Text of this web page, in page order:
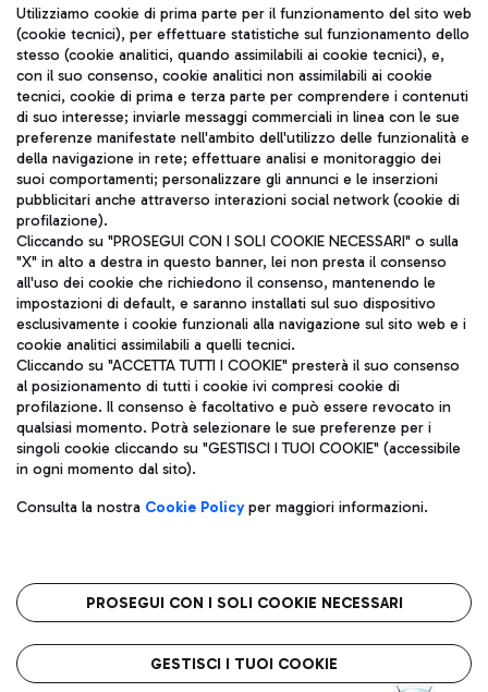
Seguici sui social
TRAVEL JOURNAL
ITA
Aeroporti di Roma S.p.A. - Società soggetta a direzione e
coordinamento di Mundys S.p.A.
Codice fiscale e Registro delle Imprese di Roma 13032990155 P.
IVA 06572251004
Capitale sociale 62.224.743,00 int. vers.
Sede legale: Via Pier Paolo Racchetti 1 - 00054 Fiumicino (RM)
telefono +39 06 65951
Privacy policy
Note legali
Roma FCO
L'aeroporto stellato
Utilizziamo cookie di prima parte per il funzionamento del sito web
(cookie tecnici), per effettuare statistiche sul funzionamento dello
stesso (cookie analitici, quando assimilabili ai cookie tecnici), e,
con il suo consenso, cookie analitici non assimilabili ai cookie
tecnici, cookie di prima e terza parte per comprendere i contenuti
di suo interesse; inviarle messaggi commerciali in linea con le sue
preferenze manifestate nell'ambito dell'utilizzo delle funzionalità e
della navigazione in rete; effettuare analisi e monitoraggio dei
suoi comportamenti; personalizzare gli annunci e le inserzioni
pubblicitari anche attraverso interazioni social network (cookie di
profilazione).
Cliccando su "PROSEGUI CON I SOLI COOKIE NECESSARI" o sulla
"X" in alto a destra in questo banner, lei non presta il consenso
all'uso dei cookie che richiedono il consenso, mantenendo le
impostazioni di default, e saranno installati sul suo dispositivo
esclusivamente i cookie funzionali alla navigazione sul sito web e i
cookie analitici assimilabili a quelli tecnici.
Cliccando su "ACCETTA TUTTI I COOKIE" presterà il suo consenso
al posizionamento di tutti i cookie ivi compresi cookie di
profilazione. Il consenso è facoltativo e può essere revocato in
qualsiasi momento. Potrà selezionare le sue preferenze per i
singoli cookie cliccando su "GESTISCI I TUOI COOKIE" (accessibile
in ogni momento dal sito).
Consulta la nostra Cookie Policyper maggiori informazioni.
PROSEGUI CON I SOLI COOKIE NECESSARI
GESTISCI I TUOI COOKIE